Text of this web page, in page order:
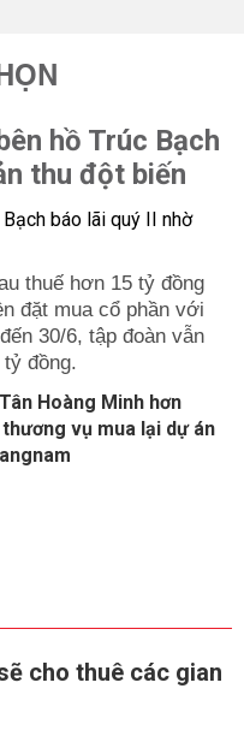
hồ Trúc Bạch
thu đột biến
thuế hơn 15 tỷ đồng
đặt mua cổ phần với
30/6, tập đoàn vẫn
đồng.
Hoàng Minh hơn
vụ mua lại dự án
cho thuê các gian